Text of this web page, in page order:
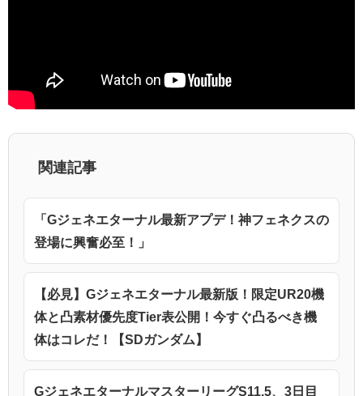
関連記事
「Gジェネエターナル最新アプデ！神フェネクスの
登場に興奮必至！」
【必見】Gジェネエターナル最新版！限定UR20機
体と凸素材優先度Tier表公開！今すぐ凸るべき機
体はコレだ！【SDガンダム】
GジェネエターナルマスターリーグS11.5、3日目